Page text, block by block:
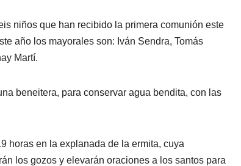
niños que han recibido la primera comunión este
año los mayorales son: Iván Sendra, Tomás
Martí.
beneitera, para conservar agua bendita, con las
horas en la explanada de la ermita, cuya
los gozos y elevarán oraciones a los santos para